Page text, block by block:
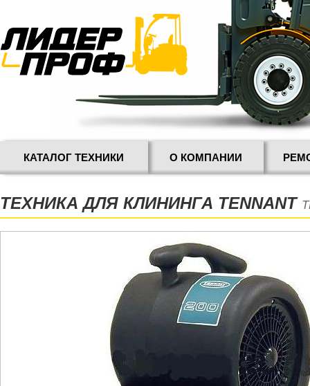
КАТАЛОГ ТЕХНИКИ О КОМПАНИИ
ТЕХНИКА ДЛЯ КЛИНИНГА TENNANT